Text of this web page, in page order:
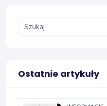
Ostatnie artykuły